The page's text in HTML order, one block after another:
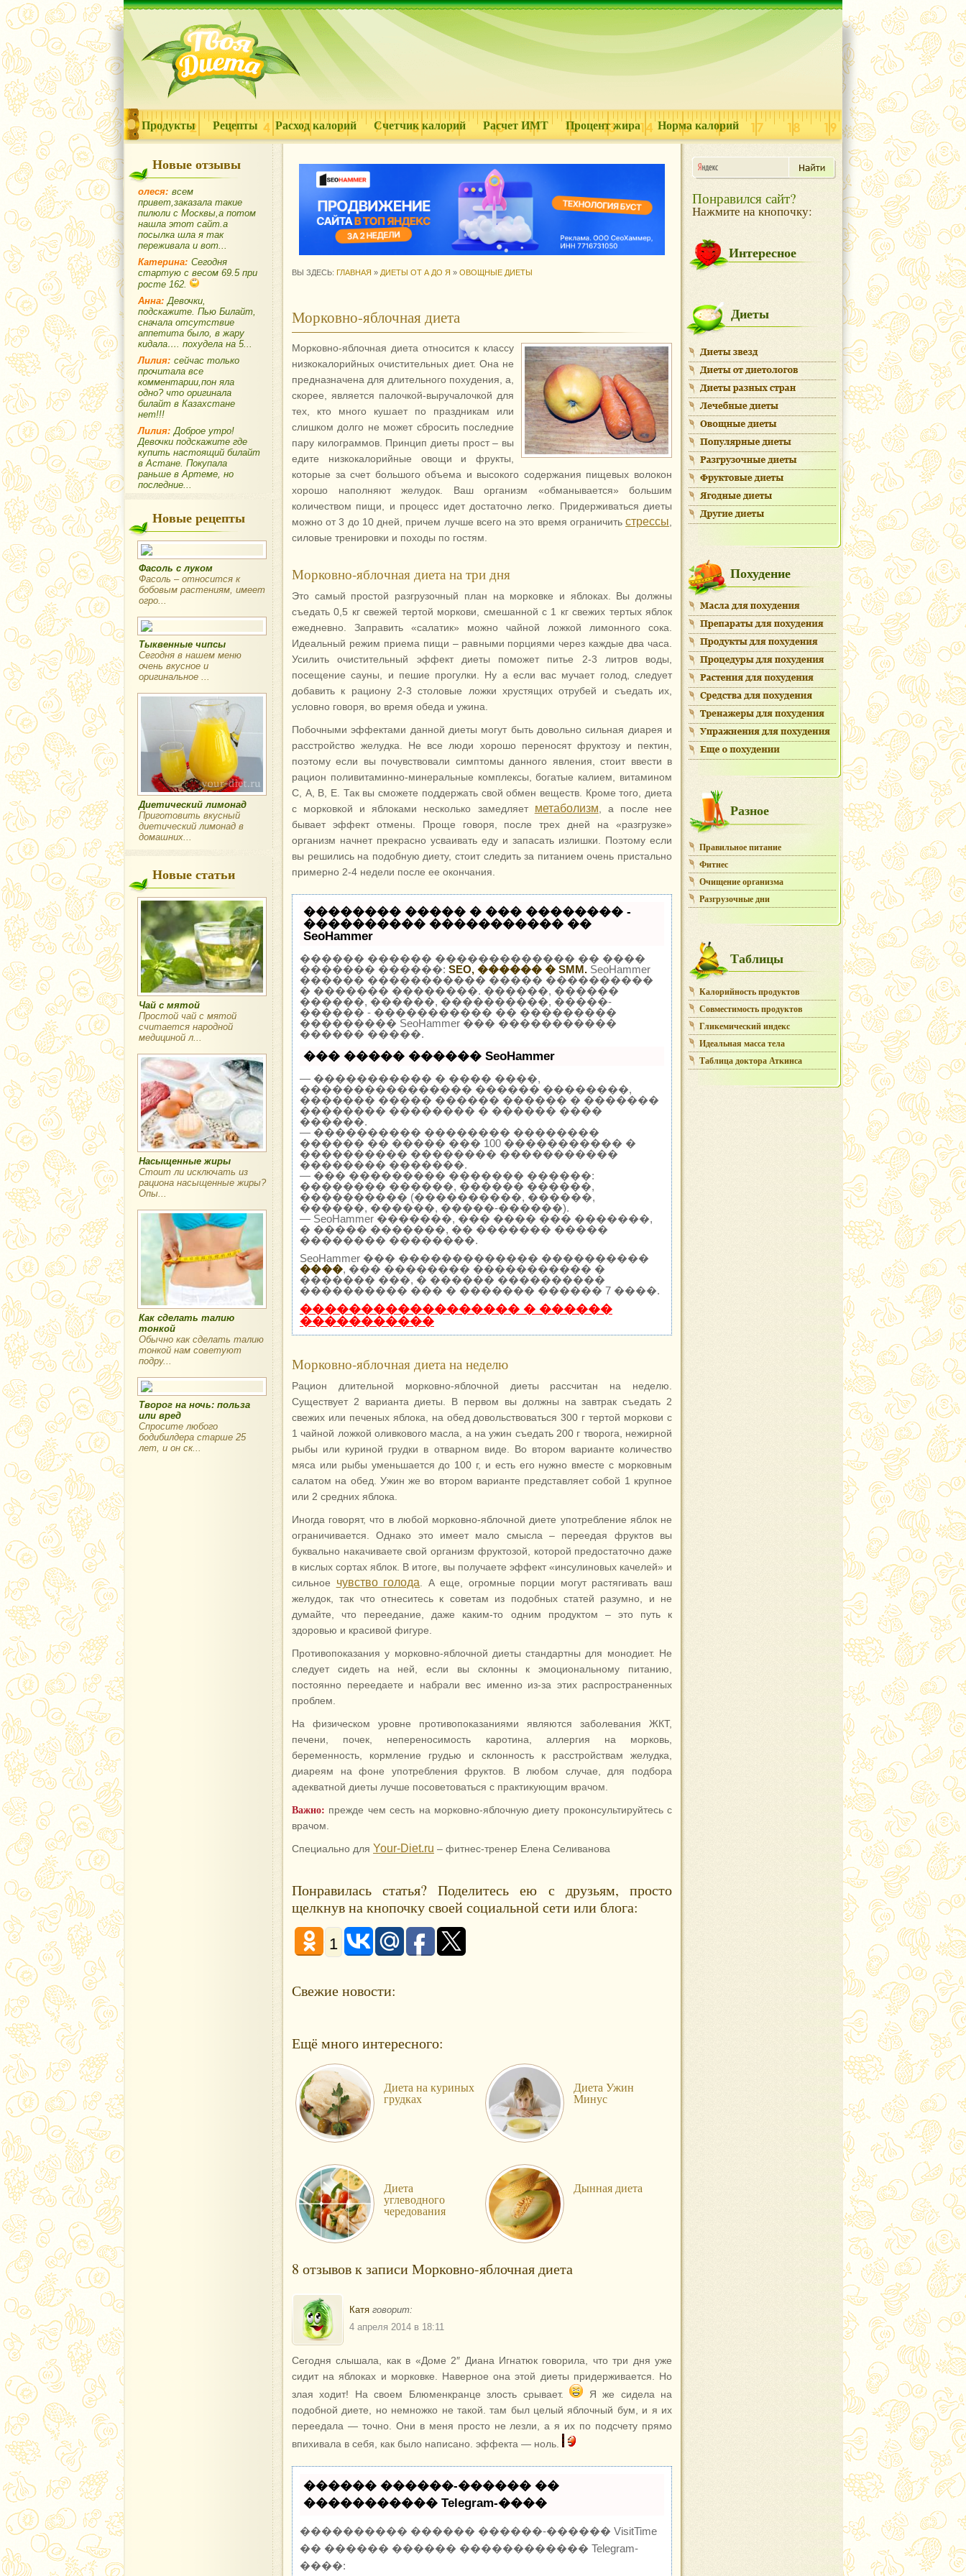
Продукты Рецепты Расход калорий Счетчик калорий Расчет ИМТ Процент жира Норма калорий
Новые отзывы
олеся: всем
привет,заказала такие
пилюли с Москвы,а потом
нашла этот сайт.а
посылка шла я так
переживала и вот...
Катерина: Сегодня
стартую с весом 69.5 при
росте 162.
Анна: Девочки,
подскажите. Пью Билайт,
сначала отсутствие
аппетита было, в жару
кидала…. похудела на 5...
Лилия: сейчас только
прочитала все
комментарии,пон яла
одно? что оригинала
билайт в Казахстане
нет!!!
Лилия: Доброе утро!
Девочки подскажите где
купить настоящий билайт
в Астане. Покупала
раньше в Артеме, но
последние...
Новые рецепты
Фасоль с луком
Фасоль – относится к
бобовым растениям, имеет
огро...
Тыквенные чипсы
Сегодня в нашем меню
очень вкусное и
оригинальное ...
Диетический лимонад
Приготовить вкусный
диетический лимонад в
домашних...
Новые статьи
Чай с мятой
Простой чай с мятой
считается народной
медициной л...
Насыщенные жиры
Стоит ли исключать из
рациона насыщенные жиры?
Опы...
Как сделать талию
тонкой
Обычно как сделать талию
тонкой нам советуют
подру...
Творог на ночь: польза
или вред
Спросите любого
бодибилдера старше 25
лет, и он ск...
ВЫ ЗДЕСЬ: ГЛАВНАЯ » ДИЕТЫ ОТ А ДО Я » ОВОЩНЫЕ ДИЕТЫ
Морковно-яблочная диета
Морковно-яблочная диета относится к классу
низкокалорийных очистительных диет. Она не
предназначена для длительного похудения, а,
скорее, является палочкой-выручалочкой для
тех, кто много кушает по праздникам или
слишком долго не может сбросить последние
пару килограммов. Принцип диеты прост – вы
едите низкокалорийные овощи и фрукты,
которые за счет большого объема и высокого содержания пищевых волокон
хорошо наполняют желудок. Ваш организм «обманывается» большим
количеством пищи, и процесс идет достаточно легко. Придерживаться диеты
можно от 3 до 10 дней, причем лучше всего на это время ограничить стрессы,
силовые тренировки и походы по гостям.
Морковно-яблочная диета на три дня
Это самый простой разгрузочный план на морковке и яблоках. Вы должны
съедать 0,5 кг свежей тертой моркови, смешанной с 1 кг свежих тертых яблок
ежедневно. Заправить «салатик» можно чайной ложкой лимонного сока.
Идеальный режим приема пищи – равными порциями через каждые два часа.
Усилить очистительный эффект диеты поможет питье 2-3 литров воды,
посещение сауны, и пешие прогулки. Ну а если вас мучает голод, следует
добавить к рациону 2-3 столовые ложки хрустящих отрубей и съедать их,
условно говоря, во время обеда и ужина.
Побочными эффектами данной диеты могут быть довольно сильная диарея и
расстройство желудка. Не все люди хорошо переносят фруктозу и пектин,
поэтому если вы почувствовали симптомы данного явления, стоит ввести в
рацион поливитаминно-минеральные комплексы, богатые калием, витамином
С, А, В, Е. Так вы сможете поддержать свой обмен веществ. Кроме того, диета
с морковкой и яблоками несколько замедляет метаболизм, а после нее
бывает эффект отмены. Проще говоря, после трех дней на «разгрузке»
организм начнет прекрасно усваивать еду и запасать излишки. Поэтому если
вы решились на подобную диету, стоит следить за питанием очень пристально
примерно 2-4 недели после ее окончания.
�������� ����� � ��� �������� -
���������� ����������� ��
SeoHammer
������ ������ ������������� �� ����
������� ������: SEO, ������ � SMM. SeoHammer
������ ����������� ����� ����������
� ������� ��������. ������, ������
������, ������, ����������, �����-
������ - ����������� �� ���������
��������� SeoHammer ��� �����������
������ �����.
��� ����� ������ SeoHammer
— ����������� � ���� ����,
���������������� ������ ��������,
������� ����� ������ ������ � �������
�������� �������� � ������ ����
������.
— ���������� �������� ��������
������ �� ����� ��� 100 ����������� �
���������� �������� �����������
�������� �������.
— ��� ��������� ������� ������:
�������� ������, ������ ������,
���������� (����������, ������,
������, ������, �����-������).
— SeoHammer �������, ��� ���� ��� �������,
� ����� �������, �� ������� �����
�������� ��������.
SeoHammer ��� ������������� ����������
����, ��� �������� ����������� �
������� ���, � ������ ����������
���������� ��� � ������� ������ 7 ����.
������������������ � ������
�����������
Морковно-яблочная диета на неделю
Рацион длительной морковно-яблочной диеты рассчитан на неделю.
Существует 2 варианта диеты. В первом вы должны на завтрак съедать 2
свежих или печеных яблока, на обед довольствоваться 300 г тертой моркови с
1 чайной ложкой оливкового масла, а на ужин съедать 200 г творога, нежирной
рыбы или куриной грудки в отварном виде. Во втором варианте количество
мяса или рыбы уменьшается до 100 г, и есть его нужно вместе с морковным
салатом на обед. Ужин же во втором варианте представляет собой 1 крупное
или 2 средних яблока.
Иногда говорят, что в любой морковно-яблочной диете употребление яблок не
ограничивается. Однако это имеет мало смысла – переедая фруктов вы
буквально накачиваете свой организм фруктозой, которой предостаточно даже
в кислых сортах яблок. В итоге, вы получаете эффект «инсулиновых качелей» и
сильное чувство голода. А еще, огромные порции могут растягивать ваш
желудок, так что отнеситесь к советам из подобных статей разумно, и не
думайте, что переедание, даже каким-то одним продуктом – это путь к
здоровью и красивой фигуре.
Противопоказания у морковно-яблочной диеты стандартны для монодиет. Не
следует сидеть на ней, если вы склонны к эмоциональному питанию,
постоянно переедаете и набрали вес именно из-за этих распространенных
проблем.
На физическом уровне противопоказаниями являются заболевания ЖКТ,
печени, почек, непереносимость каротина, аллергия на морковь,
беременность, кормление грудью и склонность к расстройствам желудка,
диареям на фоне употребления фруктов. В любом случае, для подбора
адекватной диеты лучше посоветоваться с практикующим врачом.
Важно: прежде чем сесть на морковно-яблочную диету проконсультируйтесь с
врачом.
Специально для Your-Diet.ru – фитнес-тренер Елена Селиванова
Понравилась статья? Поделитесь ею с друзьям, просто
щелкнув на кнопочку своей социальной сети или блога:
1
Свежие новости:
Ещё много интересного:
Диета на куриных
грудках
Диета Ужин
Минус
Диета
углеводного
чередования
Дынная диета
8 отзывов к записи Морковно-яблочная диета
Катя говорит:
4 апреля 2014 в 18:11
Сегодня слышала, как в «Доме 2″ Диана Игнатюк говорила, что три дня уже
сидит на яблоках и морковке. Наверное она этой диеты придерживается. Но
злая ходит! На своем Блюменкранце злость срывает.
Я же сидела на
подобной диете, но немножко не такой. там был целый яблочный бум, и я их
переедала — точно. Они в меня просто не лезли, а я их по подсчету прямо
впихивала в себя, как было написано. эффекта — ноль.
������ ������-������ ��
����������� Telegram-����
���������� ������ ������-������ VisitTime
�� ������ ������ ������������ Telegram-
����:
Понравился сайт?
Нажмите на кнопочку:
Интересное
Диеты
Похудение
Разное
Правильное питание
Фитнес
Очищение организма
Разгрузочные дни
Таблицы
Калорийность продуктов
Совместимость продуктов
Гликемический индекс
Идеальная масса тела
Таблица доктора Аткинса